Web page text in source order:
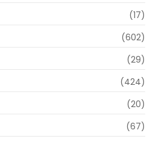
(17)
(602)
(29)
(424)
(20)
(67)